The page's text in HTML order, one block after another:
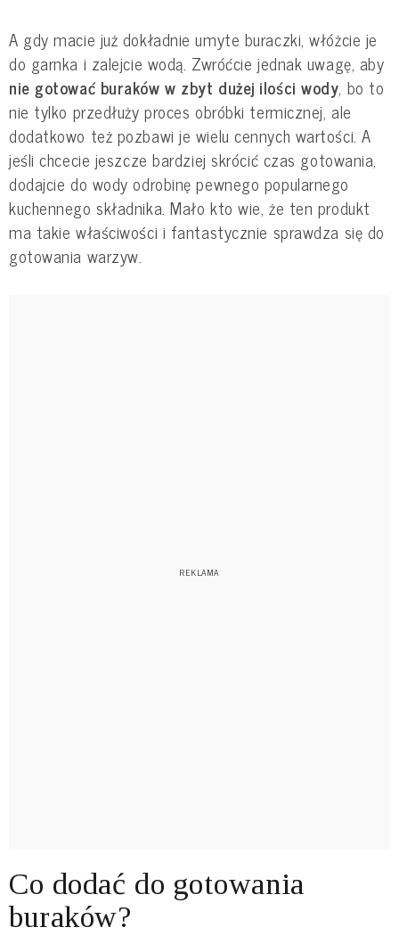
A gdy macie już dokładnie umyte buraczki, włóżcie je
do garnka i zalejcie wodą. Zwróćcie jednak uwagę, aby
nie gotować buraków w zbyt dużej ilości wody, bo to
nie tylko przedłuży proces obróbki termicznej, ale
dodatkowo też pozbawi je wielu cennych wartości. A
jeśli chcecie jeszcze bardziej skrócić czas gotowania,
dodajcie do wody odrobinę pewnego popularnego
kuchennego składnika. Mało kto wie, że ten produkt
ma takie właściwości i fantastycznie sprawdza się do
gotowania warzyw.
Co dodać do gotowania
buraków?